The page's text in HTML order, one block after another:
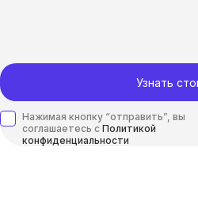
Узнать
Нажимая кнопку “отправить”, вы
соглашаетесь с Политикой
конфиденциальности